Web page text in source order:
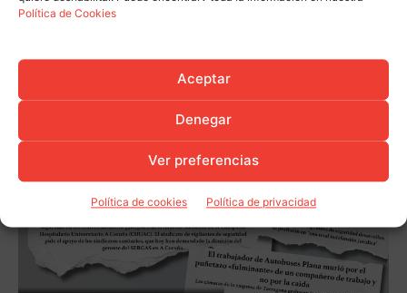
Política de Cookies
Aceptar
Denegar
Ver preferencias
Política de cookies Política de privacidad